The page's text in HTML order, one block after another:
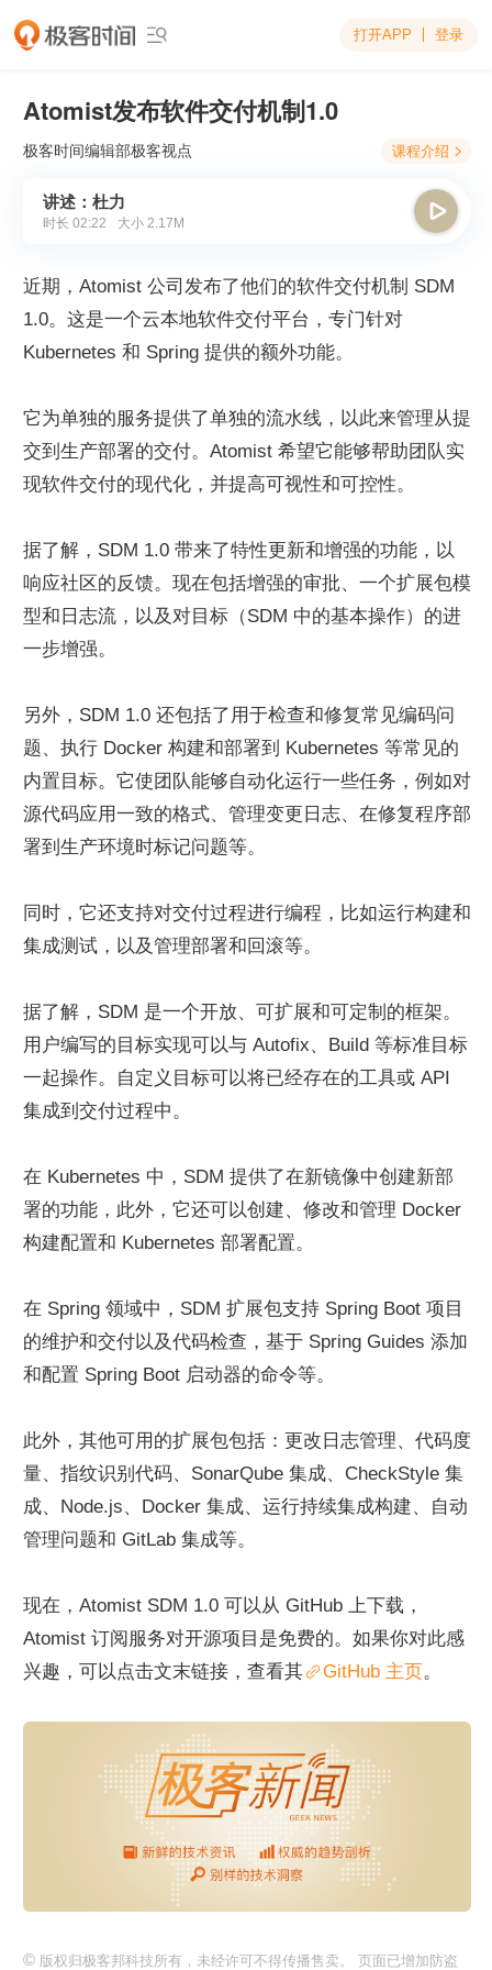
 打开APP 登录
Atomist发布软件交付机制1.0
极客时间编辑部极客视点 课程介绍 
讲述：杜力
时长 02:22 大小 2.17M

近期，Atomist 公司发布了他们的软件交付机制 SDM
1.0。这是一个云本地软件交付平台，专门针对
Kubernetes 和 Spring 提供的额外功能。
它为单独的服务提供了单独的流水线，以此来管理从提
交到生产部署的交付。Atomist 希望它能够帮助团队实
现软件交付的现代化，并提高可视性和可控性。
据了解，SDM 1.0 带来了特性更新和增强的功能，以
响应社区的反馈。现在包括增强的审批、一个扩展包模
型和日志流，以及对目标（SDM 中的基本操作）的进
一步增强。
另外，SDM 1.0 还包括了用于检查和修复常见编码问
题、执行 Docker 构建和部署到 Kubernetes 等常见的
内置目标。它使团队能够自动化运行一些任务，例如对
源代码应用一致的格式、管理变更日志、在修复程序部
署到生产环境时标记问题等。
同时，它还支持对交付过程进行编程，比如运行构建和
集成测试，以及管理部署和回滚等。
据了解，SDM 是一个开放、可扩展和可定制的框架。
用户编写的目标实现可以与 Autofix、Build 等标准目标
一起操作。自定义目标可以将已经存在的工具或 API
集成到交付过程中。
在 Kubernetes 中，SDM 提供了在新镜像中创建新部
署的功能，此外，它还可以创建、修改和管理 Docker
构建配置和 Kubernetes 部署配置。
在 Spring 领域中，SDM 扩展包支持 Spring Boot 项目
的维护和交付以及代码检查，基于 Spring Guides 添加
和配置 Spring Boot 启动器的命令等。
此外，其他可用的扩展包包括：更改日志管理、代码度
量、指纹识别代码、SonarQube 集成、CheckStyle 集
成、Node.js、Docker 集成、运行持续集成构建、自动
管理问题和 GitLab 集成等。
现在，Atomist SDM 1.0 可以从 GitHub 上下载，
Atomist 订阅服务对开源项目是免费的。如果你对此感
兴趣，可以点击文末链接，查看其
GitHub 主页。
© 版权归极客邦科技所有，未经许可不得传播售卖。 页面已增加防盗